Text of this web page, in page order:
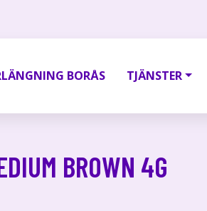
BORÅS TJÄNSTER
BROWN 4G